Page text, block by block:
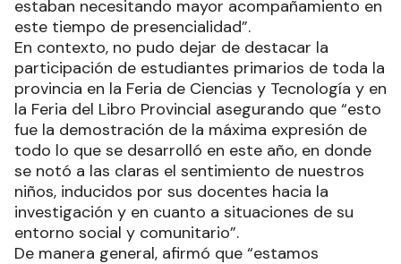
estaban necesitando mayor acompañamiento en
este tiempo de presencialidad”.
En contexto, no pudo dejar de destacar la
participación de estudiantes primarios de toda la
provincia en la Feria de Ciencias y Tecnología y en
la Feria del Libro Provincial asegurando que “esto
fue la demostración de la máxima expresión de
todo lo que se desarrolló en este año, en donde
se notó a las claras el sentimiento de nuestros
niños, inducidos por sus docentes hacia la
investigación y en cuanto a situaciones de su
entorno social y comunitario”.
De manera general, afirmó que “estamos